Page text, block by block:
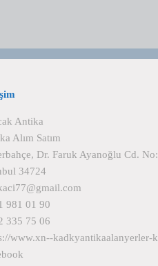
Antika
Alım Satım
Dr. Faruk Ayanoğlu Cd.
34724
981 01 90
335 75 06
www.xn--kadkyantikaalanyerler-